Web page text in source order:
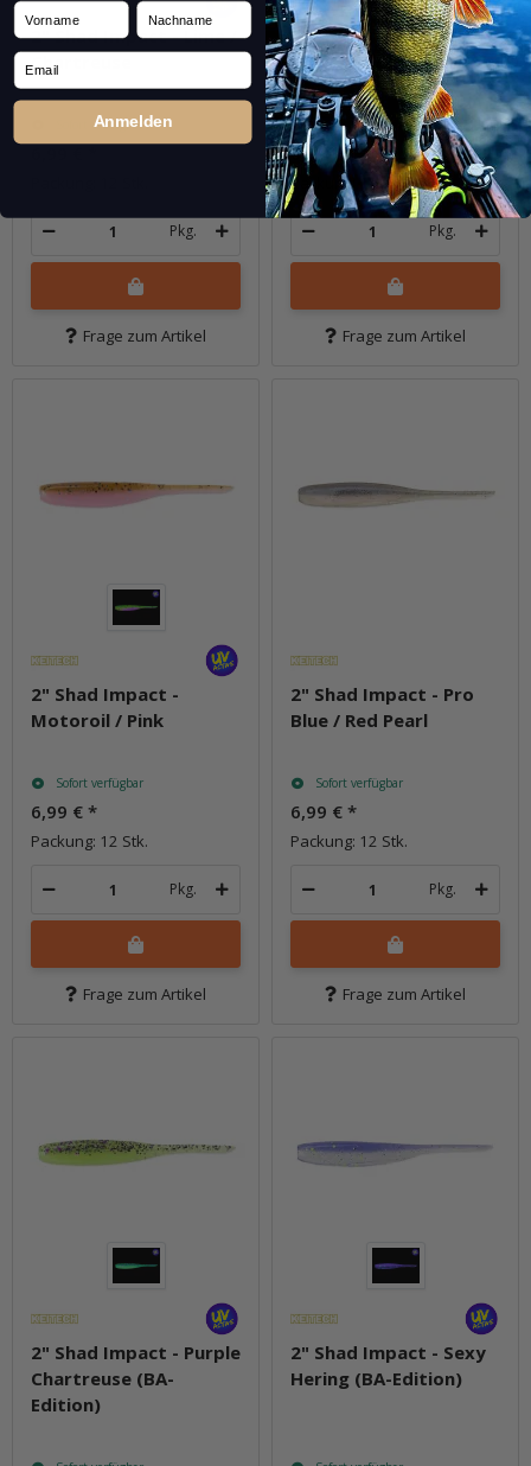
2" Shad Impact - Lime /
Chartreuse
Sofort verfügbar
Pkg.
Frage zum Artikel
2" Shad Impact -
Motoroil / Chartreuse
Sofort verfügbar
6,99 €*
Packung: 12 Stk.
Pkg.
Frage zum Artikel
2" Shad Impact -
Motoroil / Pink
Sofort verfügbar
6,99 € *
Packung: 12 Stk.
Pkg.
Frage zum Artikel
2" Shad Impact - Pro
Blue / Red Pearl
Sofort verfügbar
6,99 € *
Packung: 12 Stk.
Pkg.
Frage zum Artikel
2" Shad Impact - Purple
Chartreuse (BA-
Edition)
2" Shad Impact - Sexy
Hering (BA-Edition)
Vorname Nachname
Email
Anmelden